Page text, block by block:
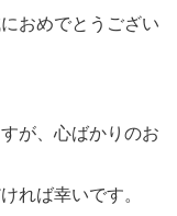
おめでとうござい
が、心ばかりのお
れば幸いです。